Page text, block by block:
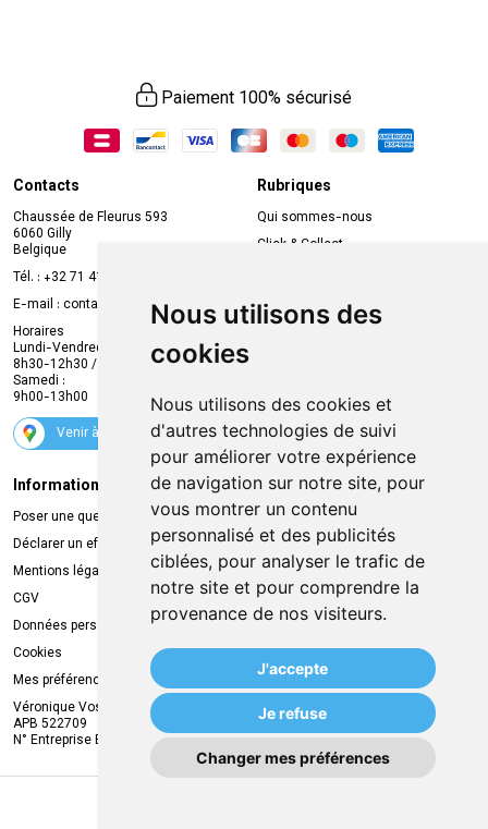
Nous utilisons des
cookies
Nous utilisons des cookies et
d'autres technologies de suivi
pour améliorer votre expérience
de navigation sur notre site, pour
vous montrer un contenu
personnalisé et des publicités
ciblées, pour analyser le trafic de
notre site et pour comprendre la
provenance de nos visiteurs.
J'accepte
Je refuse
Changer mes préférences
Paiement 100% sécurisé
Contacts
Chaussée de Fleurus 593
6060 Gilly
Belgique
Tél. : +32 71 41 32 10
E-mail : contact
mvapharma.be
Horaires
Lundi-Vendredi :
8h30-12h30 / 13h30-18h30
Samedi :
9h00-13h00
Venir à la pharmacie
Rubriques
Qui sommes-nous
Click & Collect
Compte professionnel
Envoi d’ordonnance
Suivez-nous
Informations légales
Poser une question
Déclarer un effet indésirable
Mentions légales
CGV
Données personnelles
Cookies
Mes préférences Cookies
Véronique Vos
APB 522709
N° Entreprise BE0749.944.612
Livraison
Retrait à la pharmacie
Livraison chez vous
Livraison dans un Point Relais